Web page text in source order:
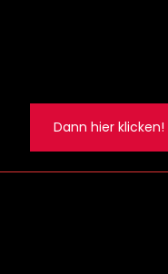
Dann hier klicken!